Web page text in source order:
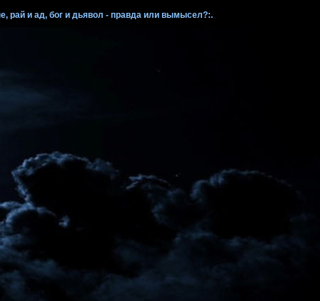
рай и ад, бог и дьявол - правда или вымысел?:.